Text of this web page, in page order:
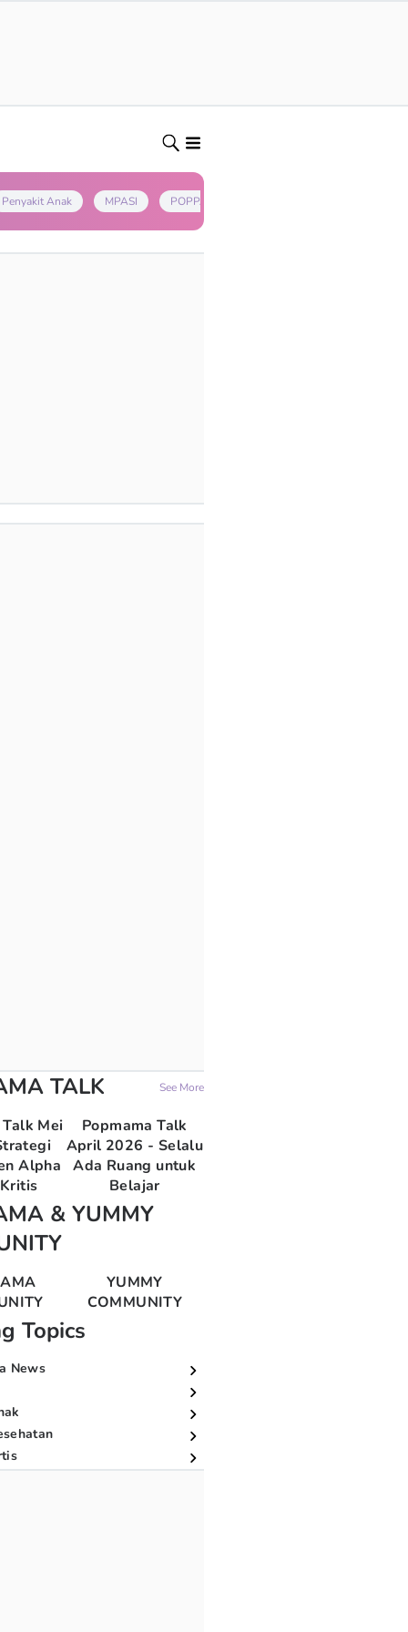
Penyakit Anak MPASI POPPAPA
TALK See More
Mei
Alpha
Popmama Talk
April 2026 - Selalu
Ada Ruang untuk
Belajar
& YUMMY
YUMMY
COMMUNITY
Topics
News